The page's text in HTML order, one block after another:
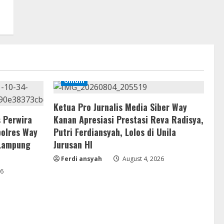
Perwira
Way
Umum
Ketua Pro Jurnalis Media Siber Way
Kanan Apresiasi Prestasi Reva Radisya,
Putri Ferdiansyah, Lolos di Unila
Jurusan HI
Ferdi ansyah August 4, 2026